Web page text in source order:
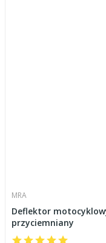
MRA
Deflektor
przyciemniany